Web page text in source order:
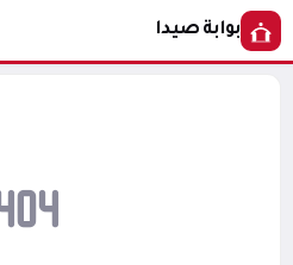
بوابة صيدا